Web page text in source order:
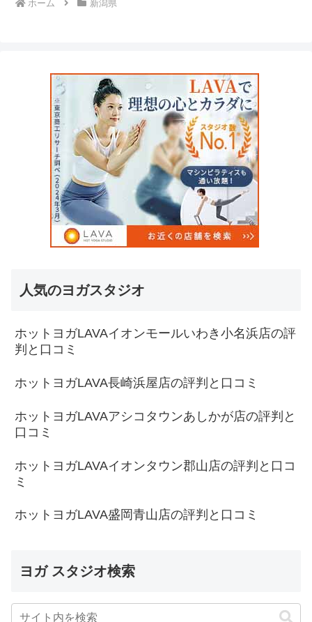
ホーム 新潟県
人気のヨガスタジオ
ホットヨガLAVAイオンモールいわき小名浜店の評
判と口コミ
ホットヨガLAVA長崎浜屋店の評判と口コミ
ホットヨガLAVAアシコタウンあしかが店の評判と
口コミ
ホットヨガLAVAイオンタウン郡山店の評判と口コ
ミ
ホットヨガLAVA盛岡青山店の評判と口コミ
ヨガ スタジオ検索